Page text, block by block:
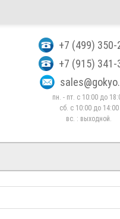
+7 (499) 350-
+7 (915) 341-
пн. - пт. с 10:00 до
сб. c 10:00 до 14:00
вс. : выходной.